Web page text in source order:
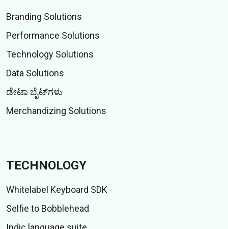
Branding Solutions
Performance Solutions
Technology Solutions
Data Solutions
ಡೇಟಾ ಬೈಟ್‌ಗಳು
Merchandizing Solutions
TECHNOLOGY
Whitelabel Keyboard SDK
Selfie to Bobblehead